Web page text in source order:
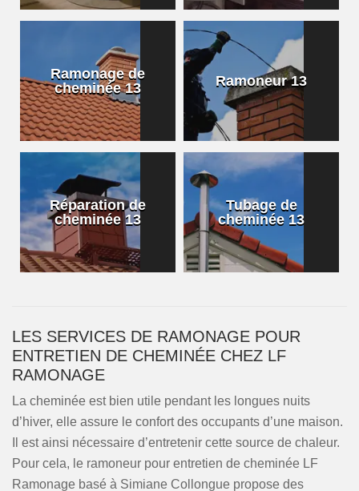
Ramonage de
cheminée 13
Ramoneur 13
Réparation de
cheminée 13
Tubage de
cheminée 13
LES SERVICES DE RAMONAGE POUR
ENTRETIEN DE CHEMINÉE CHEZ LF
RAMONAGE
La cheminée est bien utile pendant les longues nuits
d’hiver, elle assure le confort des occupants d’une maison.
Il est ainsi nécessaire d’entretenir cette source de chaleur.
Pour cela, le ramoneur pour entretien de cheminée LF
Ramonage basé à Simiane Collongue propose des